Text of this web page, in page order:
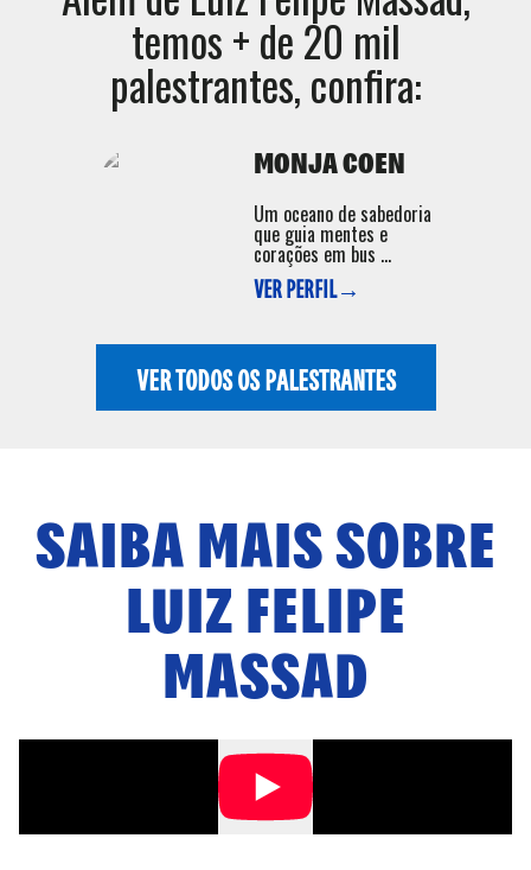
temos + de 20 mil
palestrantes, confira:
MONJA COEN
Um oceano de sabedoria
que guia mentes e
corações em bus ...
VER PERFIL→
VER TODOS OS PALESTRANTES
SAIBA MAIS SOBRE
LUIZ FELIPE
MASSAD